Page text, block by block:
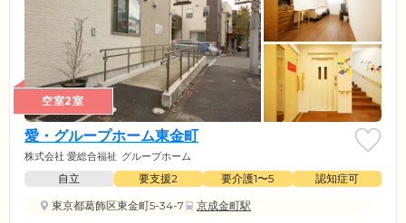
空室2室
愛・グループホーム東金町
株式会社 愛総合福祉 グループホーム
自立 要支援2 要介護1〜5
認知症可
東京都葛飾区東金町5-34-7
京成金町駅